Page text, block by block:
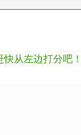
从左边打分吧！